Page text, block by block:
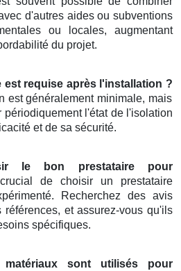
d'autres aides ou subventions
ou locales, augmentant
du projet.
est requise après l'installation ?
est généralement minimale, mais
l'état de l'isolation
et de sa sécurité.
le bon prestataire pour
de choisir un prestataire
Recherchez des avis
et assurez-vous qu'ils
spécifiques.
sont utilisés pour